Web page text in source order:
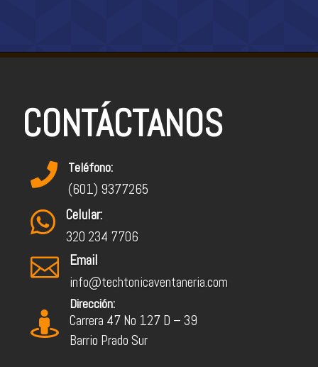
CONTÁCTANOS
 Teléfono:
(601) 9377265

Celular:
320 234 7706

Email
info@techtonicaventaneria.com

Dirección:
Carrera 47 No 127 D – 39
Barrio Prado Sur